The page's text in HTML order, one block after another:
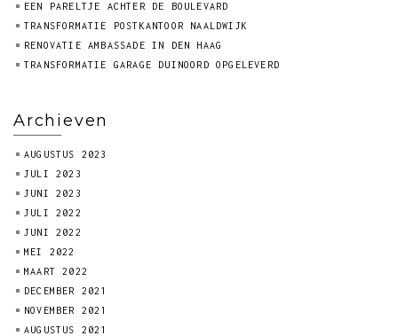
EEN PARELTJE ACHTER DE BOULEVARD
TRANSFORMATIE POSTKANTOOR NAALDWIJK
RENOVATIE AMBASSADE IN DEN HAAG
TRANSFORMATIE GARAGE DUINOORD OPGELEVERD
Archieven
AUGUSTUS 2023
JULI 2023
JUNI 2023
JULI 2022
JUNI 2022
MEI 2022
MAART 2022
DECEMBER 2021
NOVEMBER 2021
AUGUSTUS 2021